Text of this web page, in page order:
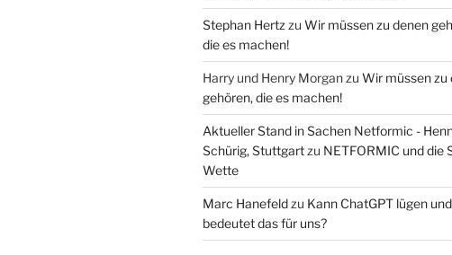
Stephan Hertz zu Wir müssen zu denen
die es machen!
Harry und Henry Morganzu Wir müssen zu
gehören, die es machen!
Aktueller Stand in Sachen Netformic -
Schürig, Stuttgartzu NETFORMIC und die
Wette
Marc Hanefeldzu Kann ChatGPT lügen
bedeutet das für uns?